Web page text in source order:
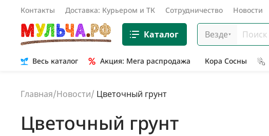
Контакты Доставка: Курьером и ТК Сотрудничество Новости
Каталог Везде
Весь каталог Акция: Мега распродажа Кора Сосны
Главная/Новости/ Цветочный грунт
Цветочный грунт